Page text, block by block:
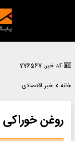
کد خبر: 776567
خانه
خبر اقتصادی
روغن